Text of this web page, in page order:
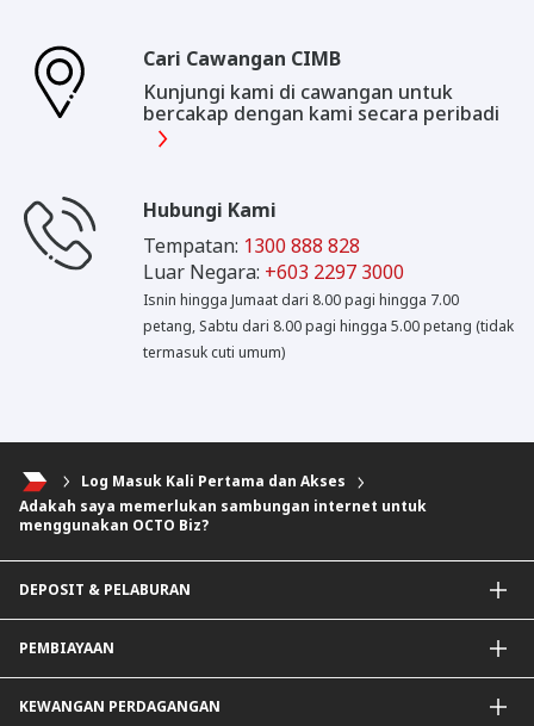
Cari Cawangan CIMB
Kunjungi kami di cawangan untuk
bercakap dengan kami secara peribadi
Hubungi Kami
Tempatan: 1300 888 828
Luar Negara: +603 2297 3000
Isnin hingga Jumaat dari 8.00 pagi hingga 7.00
petang, Sabtu dari 8.00 pagi hingga 5.00 petang (tidak
termasuk cuti umum)
Log Masuk Kali Pertama dan Akses
Adakah saya memerlukan sambungan internet untuk
menggunakan OCTO Biz?
DEPOSIT & PELABURAN
Deposit & Pelaburan Tetap
Instrumen Lain
PEMBIAYAAN
Pembiayaan Modal Kerja Am
KEWANGAN PERDAGANGAN